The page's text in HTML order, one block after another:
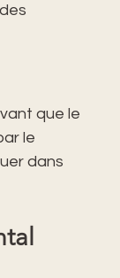
que le
le
dans